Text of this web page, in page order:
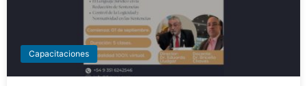
Capacitaciones